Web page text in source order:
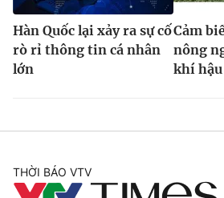
Hàn Quốc lại xảy ra sự cố
rò rỉ thông tin cá nhân
lớn
Cảm
nông
khí hậu
THỜI BÁO VTV